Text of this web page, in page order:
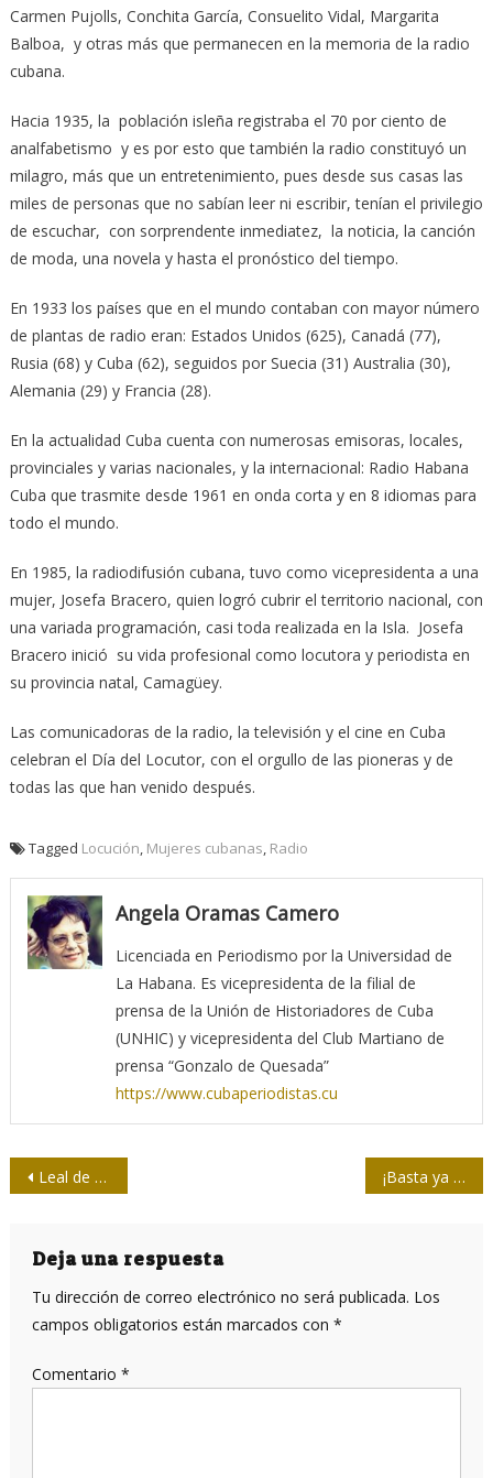
Carmen Pujolls, Conchita García, Consuelito Vidal, Margarita
Balboa, y otras más que permanecen en la memoria de la radio
cubana.
Hacia 1935, la población isleña registraba el 70 por ciento de
analfabetismo y es por esto que también la radio constituyó un
milagro, más que un entretenimiento, pues desde sus casas las
miles de personas que no sabían leer ni escribir, tenían el privilegio
de escuchar, con sorprendente inmediatez, la noticia, la canción
de moda, una novela y hasta el pronóstico del tiempo.
En 1933 los países que en el mundo contaban con mayor número
de plantas de radio eran: Estados Unidos (625), Canadá (77),
Rusia (68) y Cuba (62), seguidos por Suecia (31) Australia (30),
Alemania (29) y Francia (28).
En la actualidad Cuba cuenta con numerosas emisoras, locales,
provinciales y varias nacionales, y la internacional: Radio Habana
Cuba que trasmite desde 1961 en onda corta y en 8 idiomas para
todo el mundo.
En 1985, la radiodifusión cubana, tuvo como vicepresidenta a una
mujer, Josefa Bracero, quien logró cubrir el territorio nacional, con
una variada programación, casi toda realizada en la Isla. Josefa
Bracero inició su vida profesional como locutora y periodista en
su provincia natal, Camagüey.
Las comunicadoras de la radio, la televisión y el cine en Cuba
celebran el Día del Locutor, con el orgullo de las pioneras y de
todas las que han venido después.
Tagged Locución Mujeres cubanas Radio
Angela Oramas Camero
Licenciada en Periodismo por la Universidad de
La Habana. Es vicepresidenta de la filial de
prensa de la Unión de Historiadores de Cuba
(UNHIC) y vicepresidenta del Club Martiano de
prensa “Gonzalo de Quesada”
https://www.cubaperiodistas.cu
Navegación
entradas
Leal de La Habana ¡Basta ya de mentiras sobre Julian Assange!
Deja una respuesta
Tu dirección de correo electrónico no será publicada. Los
campos obligatorios están marcados con *
Comentario *